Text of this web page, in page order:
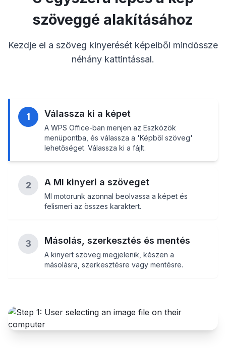
szöveggé alakításához
Kezdje el a szöveg kinyerését képeiből mindössze
néhány kattintással.
1 Válassza ki a képet
A WPS Office-ban menjen az Eszközök
menüpontba, és válassza a 'Képből szöveg'
lehetőséget. Válassza ki a fájlt.
2 A MI kinyeri a szöveget
MI motorunk azonnal beolvassa a képet és
felismeri az összes karaktert.
3 Másolás, szerkesztés és mentés
A kinyert szöveg megjelenik, készen a
másolásra, szerkesztésre vagy mentésre.